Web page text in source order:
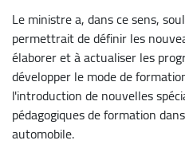
Le ministre a, dans ce sens,
permettrait de définir les
élaborer et à actualiser les
développer le mode de
l'introduction de nouvelles
pédagogiques de formation
automobile.